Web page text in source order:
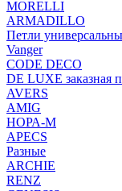
MORELLI
ARMADILLO
Петли
Vanger
CODE DECO
DE LUXE заказная
AVERS
AMIG
НОРА-М
APECS
Разные
ARCHIE
RENZ